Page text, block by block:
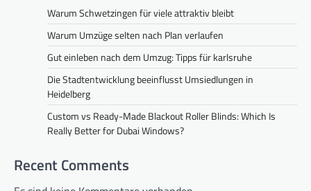
Warum Schwetzingen für viele attraktiv bleibt
Warum Umzüge selten nach Plan verlaufen
Gut einleben nach dem Umzug: Tipps für karlsruhe
Die Stadtentwicklung beeinflusst Umsiedlungen in
Heidelberg
Custom vs Ready-Made Blackout Roller Blinds: Which Is
Really Better for Dubai Windows?
Recent Comments